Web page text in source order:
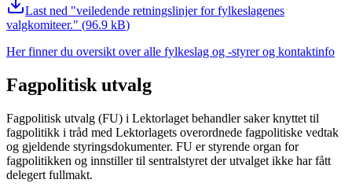
Last ned
veiledende retningslinjer for fylkeslagenes
valgkomiteer.
(96.9 kB)
Her finner du oversikt over alle fylkeslag og -styrer og kontaktinfo
Fagpolitisk utvalg
Fagpolitisk utvalg (FU) i Lektorlaget behandler saker knyttet til
fagpolitikk i tråd med Lektorlagets overordnede fagpolitiske vedtak
og gjeldende styringsdokumenter. FU er styrende organ for
fagpolitikken og innstiller til sentralstyret der utvalget ikke har fått
delegert fullmakt.